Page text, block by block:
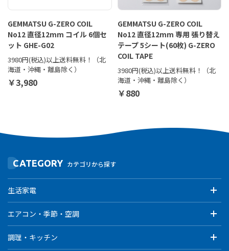
GEMMATSU G-ZERO COIL
No12 直径12mm コイル 6個セ
ット GHE-G02
3980円(税込)以上送料無料！（北
海道・沖縄・離島除く）
￥3,980
GEMMATSU G-ZERO COIL
No12 直径12mm 専用 張り替え
テープ 5シート(60枚) G-ZERO
COIL TAPE
3980円(税込)以上送料無料！（北
海道・沖縄・離島除く）
￥880
CATEGORY カテゴリから探す
生活家電
エアコン・季節・空調
調理・キッチン